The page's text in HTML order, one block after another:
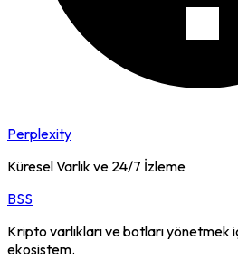
Perplexity
Küresel Varlık ve 24/7 İzleme
BSS
Kripto varlıkları ve botları yönetmek
ekosistem.